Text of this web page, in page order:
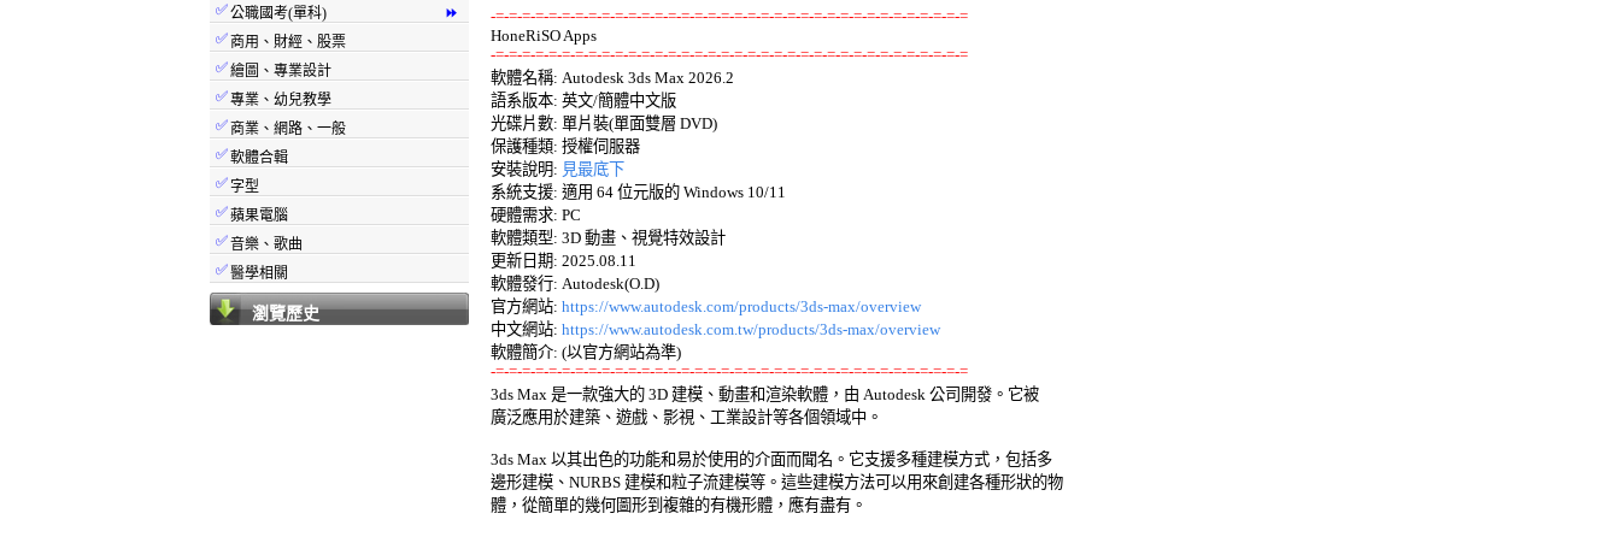
⏩
✅公職國考(單科)
✅ 商用、財經、股票
✅繪圖、專業設計
✅專業、幼兒教學
✅ 商業、網路、一般
✅軟體合輯
✅字型
✅蘋果電腦
✅音樂、歌曲
✅醫學相關
瀏覽歷史
-=-=-=-=-=-=-=-=-=-=-=-=-=-=-=-=-=-=-=-=-=-=-=-=-=-=-=-=-=-=-=-=-=-=-=-=
-=-=-=-=-=-=-=-=-=-=-=-=-=-=-=-=-=-=-=-=-=-=-=-=-=-=-=-=-=-=-=-=-=-=-=-=
軟體名稱: Autodesk 3ds Max 2026.2
語系版本: 英文/簡體中文版
光碟片數: 單片裝(單面雙層 DVD)
保護種類: 授權伺服器
安裝說明: 見最底下
系統支援: 適用 64 位元版的 Windows 10/11
硬體需求: PC
軟體類型: 3D 動畫、視覺特效設計
更新日期: 2025.08.11
軟體發行: Autodesk(O.D)
官方網站: https://www.autodesk.com/products/3ds-max/overview
中文網站: https://www.autodesk.com.tw/products/3ds-max/overview
-=-=-=-=-=-=-=-=-=-=-=-=-=-=-=-=-=-=-=-=-=-=-=-=-=-=-=-=-=-=-=-=-=-=-=-=
3ds Max 是一款強大的 3D 建模、動畫和渲染軟體，由 Autodesk 公司開發。它被
廣泛應用於建築、遊戲、影視、工業設計等各個領域中。
3ds Max 以其出色的功能和易於使用的介面而聞名。它支援多種建模方式，包括多
邊形建模、NURBS 建模和粒子流建模等。這些建模方法可以用來創建各種形狀的物
體，從簡單的幾何圖形到複雜的有機形體，應有盡有。